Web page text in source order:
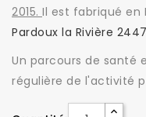
2015. Il est fabriqué en
Pardoux la Rivière
Un parcours de
régulière de l'activité